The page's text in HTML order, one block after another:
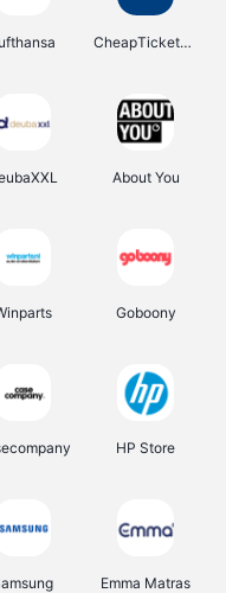
CheapTickets.be
About You
Goboony
HP Store
Emma Matras